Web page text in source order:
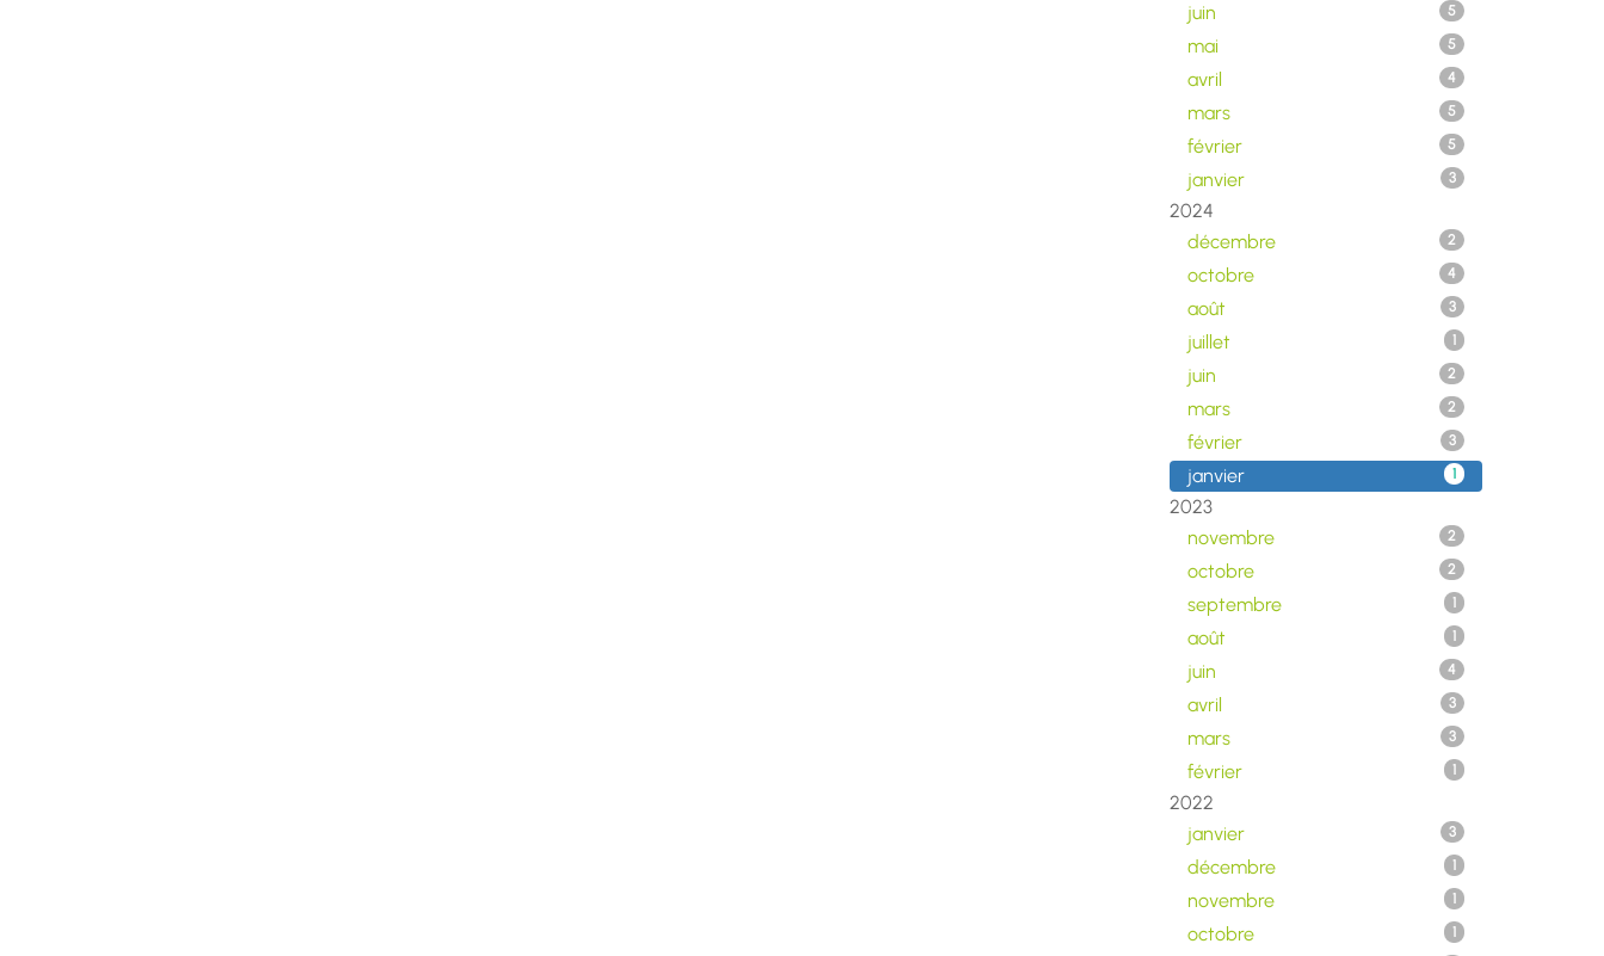
juin 5
mai 5
avril 4
mars 5
février 5
janvier 3
2024
décembre
2
octobre 4
août 3
juillet 1
juin 2
mars 2
février 3
janvier 1
2023
novembre
2
octobre 2
septembre 1
août 1
juin 4
avril 3
mars 3
février 1
2022
janvier
3
décembre 1
novembre 1
octobre 1